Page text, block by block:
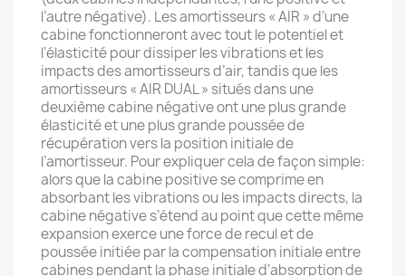
l’autre négative). Les amortisseurs « AIR » d’une
cabine fonctionneront avec tout le potentiel et
l’élasticité pour dissiper les vibrations et les
impacts des amortisseurs d’air, tandis que les
amortisseurs « AIR DUAL » situés dans une
deuxième cabine négative ont une plus grande
élasticité et une plus grande poussée de
récupération vers la position initiale de
l’amortisseur. Pour expliquer cela de façon simple:
alors que la cabine positive se comprime en
absorbant les vibrations ou les impacts directs, la
cabine négative s’étend au point que cette même
expansion exerce une force de recul et de
poussée initiée par la compensation initiale entre
cabines pendant la phase initiale d’absorption de